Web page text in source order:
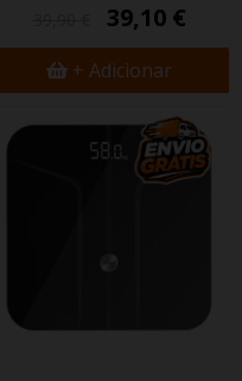
39,10 €
+ Adicionar